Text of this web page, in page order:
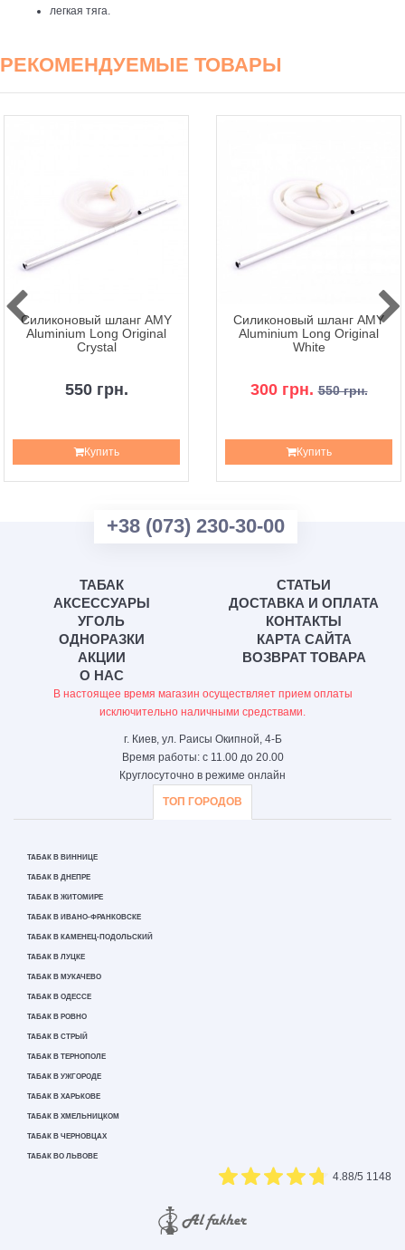
легкая тяга.
РЕКОМЕНДУЕМЫЕ ТОВАРЫ
Силиконовый шланг AMY
Aluminium Long Original
Crystal
550 грн.
Купить
Силиконовый шланг AMY
Aluminium Long Original
White
300 грн. 550 грн.
Купить
+38 (073) 230-30-00
ТАБАК
АКСЕССУАРЫ
УГОЛЬ
ОДНОРАЗКИ
АКЦИИ
О НАС
СТАТЬИ
ДОСТАВКА И ОПЛАТА
КОНТАКТЫ
КАРТА САЙТА
ВОЗВРАТ ТОВАРА
В настоящее время магазин осуществляет прием оплаты
исключительно наличными средствами.
г. Киев, ул. Раисы Окипной, 4-Б
Время работы: с 11.00 до 20.00
Круглосуточно в режиме онлайн
ТОП ГОРОДОВ
ТАБАК В ВИННИЦЕ
ТАБАК В ДНЕПРЕ
ТАБАК В ЖИТОМИРЕ
ТАБАК В ИВАНО-ФРАНКОВСКЕ
ТАБАК В КАМЕНЕЦ-ПОДОЛЬСКИЙ
ТАБАК В ЛУЦКЕ
ТАБАК В МУКАЧЕВО
ТАБАК В ОДЕССЕ
ТАБАК В РОВНО
ТАБАК В СТРЫЙ
ТАБАК В ТЕРНОПОЛЕ
ТАБАК В УЖГОРОДЕ
ТАБАК В ХАРЬКОВЕ
ТАБАК В ХМЕЛЬНИЦКОМ
ТАБАК В ЧЕРНОВЦАХ
ТАБАК ВО ЛЬВОВЕ
4.88/5 1148